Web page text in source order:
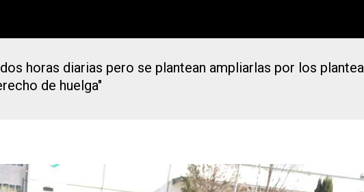
horas diarias pero se plantean ampliarlas por los
de huelga"